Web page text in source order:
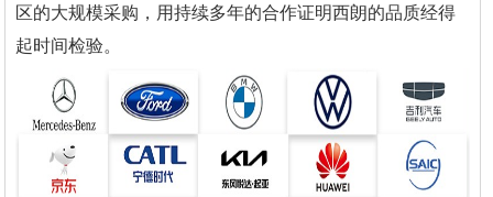
区的大规模采购，用持续多年的合作证明西朗的品质经得
起时间检验。